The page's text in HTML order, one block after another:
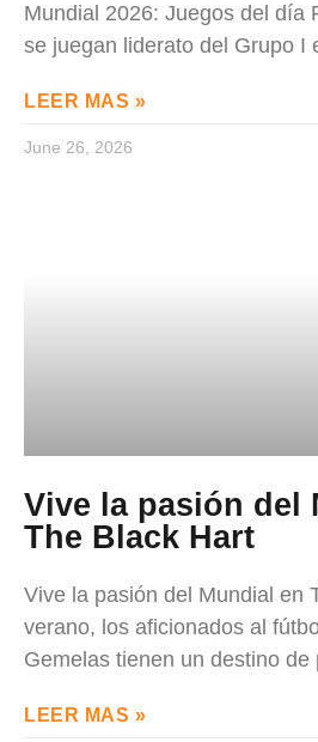
Mundial 2026: Juegos del día
se juegan liderato del Grupo I
LEER MAS »
June 26, 2026
Vive la pasión del
The Black Hart
Vive la pasión del Mundial en
verano, los aficionados al
Gemelas tienen un destino de
LEER MAS »